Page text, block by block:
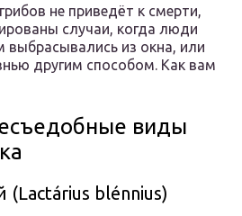
не приведёт к смерти,
случаи, когда люди
выбрасывались из окна, или
другим способом. Как вам
виды
blénnius)